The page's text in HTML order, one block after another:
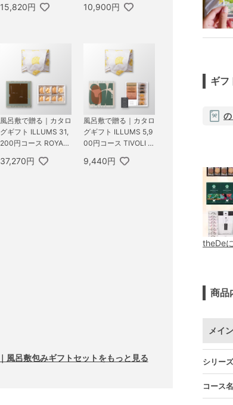
MI 瑞穂の恵みA
15,820円
ングドシャクッキーア
10,900円
風呂敷で贈る｜カタロ
グギフト ILLUMS 31,
200円コース ROYAL
トD
37,270円
風呂敷で贈る｜カタロ
グギフト ILLUMS 5,9
00円コース TIVOLI ＋
eciality Coffee＆バー
9,440円
風呂敷包みギフトセットをもっと見る
ギフ
theDe
商品
メイ
シリー
コース名